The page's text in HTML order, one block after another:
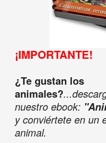
¡IMPORTANTE!
¿Te gustan los
animales?
nuestro ebook:
y conviértete en un
animal.